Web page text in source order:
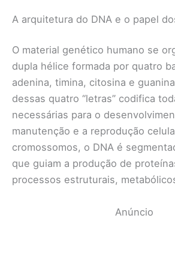
A arquitetura do DNA e o papel
O material genético humano se
dupla hélice formada por quatro
adenina, timina, citosina e
dessas quatro “letras” codifica
necessárias para o
manutenção e a reprodução
cromossomos, o DNA é
que guiam a produção de
processos estruturais,
Anúncio